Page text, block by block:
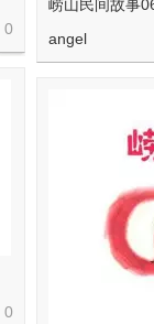
0
崂山民间故事
angel
0